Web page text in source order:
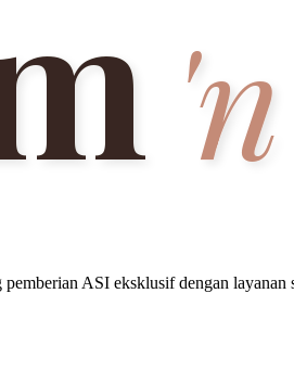
'n
ASI eksklusif dengan layanan